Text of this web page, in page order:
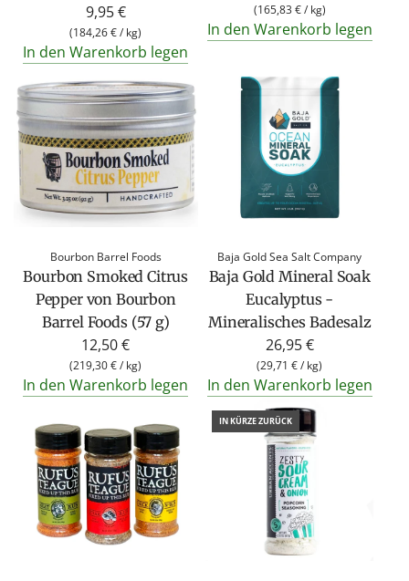
9,95 €
(184,26 €/ kg)
In den Warenkorb legen
(165,83 €/ kg)
In den Warenkorb legen
Bourbon Barrel Foods
Bourbon Smoked Citrus
Pepper von Bourbon
Barrel Foods (57 g)
12,50 €
(219,30 €/ kg)
In den Warenkorb legen
Baja Gold Sea Salt Company
Baja Gold Mineral Soak
Eucalyptus -
Mineralisches Badesalz
26,95 €
(29,71 €/ kg)
In den Warenkorb legen
IN KÜRZE ZURÜCK